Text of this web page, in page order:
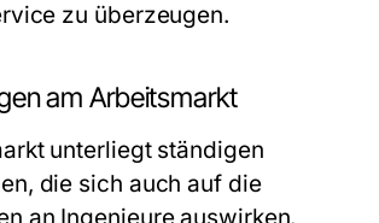
zu überzeugen.
am Arbeitsmarkt
unterliegt ständigen
die sich auch auf die